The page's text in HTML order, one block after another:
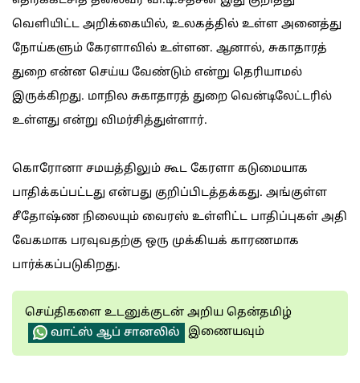
வெளியிட்ட அறிக்கையில், உலகத்தில் உள்ள அனைத்து
நோய்களும் கேரளாவில் உள்ளன. ஆனால், சுகாதாரத்
துறை என்ன செய்ய வேண்டும் என்று தெரியாமல்
இருக்கிறது. மாநில சுகாதாரத் துறை வென்டிலேட்டரில்
உள்ளது என்று விமர்சித்துள்ளார்.
கொரோனா சமயத்திலும் கூட கேரளா கடுமையாக
பாதிக்கப்பட்டது என்பது குறிப்பிடத்தக்கது. அங்குள்ள
சீதோஷ்ண நிலையும் வைரஸ் உள்ளிட்ட பாதிப்புகள் அதி
வேகமாக பரவுவதற்கு ஒரு முக்கியக் காரணமாக
பார்க்கப்படுகிறது.
செய்திகளை உடனுக்குடன் அறிய தென்தமிழ்
வாட்ஸ் ஆப் சானலில்
இணையவும்